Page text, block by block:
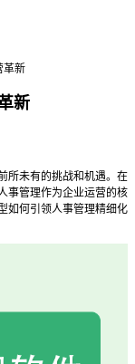
革新
新
所未有的挑战和机遇。在
事管理作为企业运营的核
如何引领人事管理精细化